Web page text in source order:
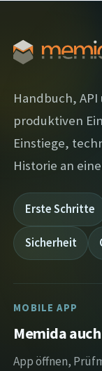
Handbuch,
produktiven
Einstiege,
Historie an
Erste Schritte
Sicherheit
MOBILE APP
Memida
App öffnen,